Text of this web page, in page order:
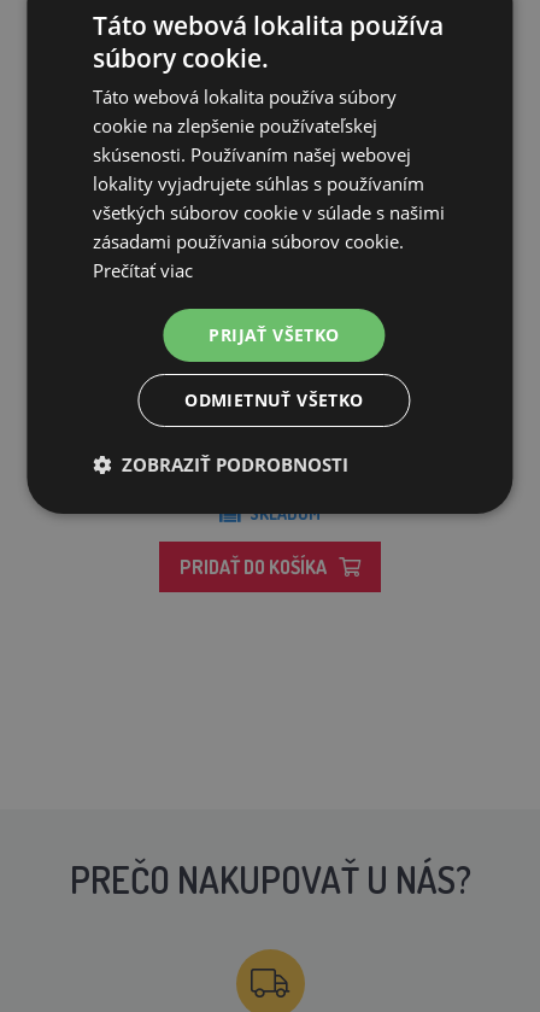
Mikrop OVIS - sušené mlieko, 3 kg
14,09€
SKLADOM
PRIDAŤ DO KOŠÍKA
PREČO NAKUPOVAŤ U NÁS?
Táto webová lokalita používa
súbory cookie.
Táto webová lokalita používa súbory
cookie na zlepšenie používateľskej
skúsenosti. Používaním našej webovej
lokality vyjadrujete súhlas s používaním
všetkých súborov cookie v súlade s našimi
zásadami používania súborov cookie.
Prečítať viac
PRIJAŤ VŠETKO
ODMIETNUŤ VŠETKO
ZOBRAZIŤ PODROBNOSTI